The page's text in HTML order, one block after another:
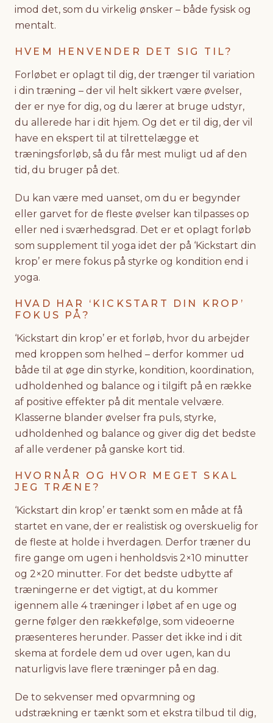
imod det, som du virkelig ønsker – både fysisk og
mentalt.
HVEM HENVENDER DET SIG TIL?
Forløbet er oplagt til dig, der trænger til variation
i din træning – der vil helt sikkert være øvelser,
der er nye for dig, og du lærer at bruge udstyr,
du allerede har i dit hjem. Og det er til dig, der vil
have en ekspert til at tilrettelægge et
træningsforløb, så du får mest muligt ud af den
tid, du bruger på det.
Du kan være med uanset, om du er begynder
eller garvet for de fleste øvelser kan tilpasses op
eller ned i sværhedsgrad. Det er et oplagt forløb
som supplement til yoga idet der på ‘Kickstart din
krop’ er mere fokus på styrke og kondition end i
yoga.
HVAD HAR ‘KICKSTART DIN KROP’
FOKUS PÅ?
‘Kickstart din krop’ er et forløb, hvor du arbejder
med kroppen som helhed – derfor kommer ud
både til at øge din styrke, kondition, koordination,
udholdenhed og balance og i tilgift på en række
af positive effekter på dit mentale velvære.
Klasserne blander øvelser fra puls, styrke,
udholdenhed og balance og giver dig det bedste
af alle verdener på ganske kort tid.
HVORNÅR OG HVOR MEGET SKAL
JEG TRÆNE?
‘Kickstart din krop’ er tænkt som en måde at få
startet en vane, der er realistisk og overskuelig for
de fleste at holde i hverdagen. Derfor træner du
fire gange om ugen i henholdsvis 2×10 minutter
og 2×20 minutter. For det bedste udbytte af
træningerne er det vigtigt, at du kommer
igennem alle 4 træninger i løbet af en uge og
gerne følger den rækkefølge, som videoerne
præsenteres herunder. Passer det ikke ind i dit
skema at fordele dem ud over ugen, kan du
naturligvis lave flere træninger på en dag.
De to sekvenser med opvarmning og
udstrækning er tænkt som et ekstra tilbud til dig,